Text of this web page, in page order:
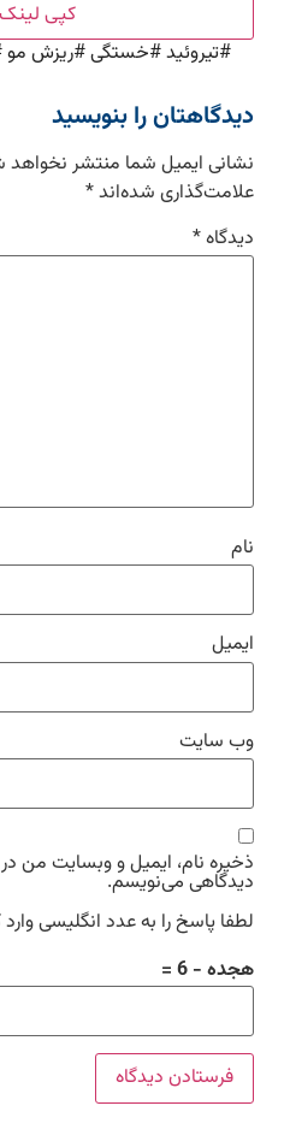
کپی
#تیروئید#خستگی#ریزش مو
دیدگاهتان را بنویسید
نشانی ایمیل شما منتشر
علامت‌گذاری شده‌اند*
دیدگاه*
نام
ایمیل
وب‌ سایت
ذخیره نام، ایمیل و وبسایت من در
دیدگاهی می‌نویسم.
لطفا پاسخ را به عدد انگلیسی وارد
هجده − 6 =